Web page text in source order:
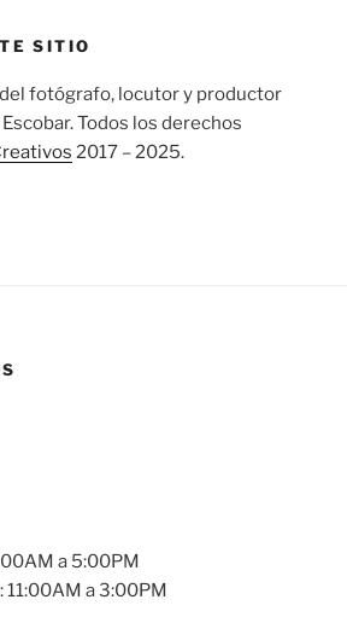
SITIO
fotógrafo, locutor y productor
Todos los derechos
2017 – 2025.
a 5:00PM
11:00AM a 3:00PM